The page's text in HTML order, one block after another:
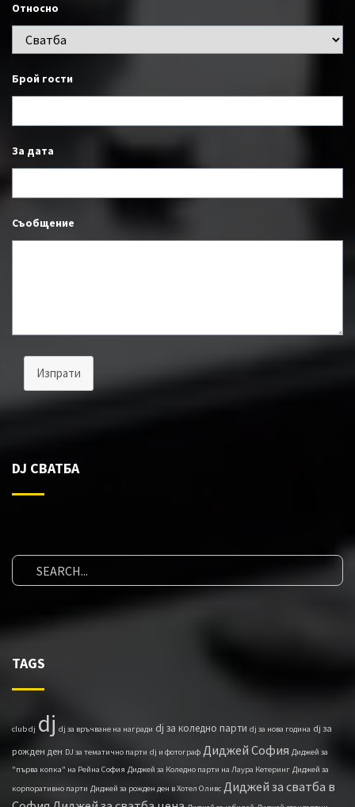
Относно
Брой гости
За дата
Съобщение
Изпрати
DJ СВАТБА
TAGS
club dj dj dj за връчване на награди dj за коледно парти dj за нова година dj за
рожден ден DJ за тематично парти dj и фотограф Диджей София Диджей за
"първа копка" на Рейна София Диджей за Коледно парти на Лаура Кетеринг Диджей за
корпоративно парти Диджей за рожден ден в Хотел Оливс Диджей за сватба в